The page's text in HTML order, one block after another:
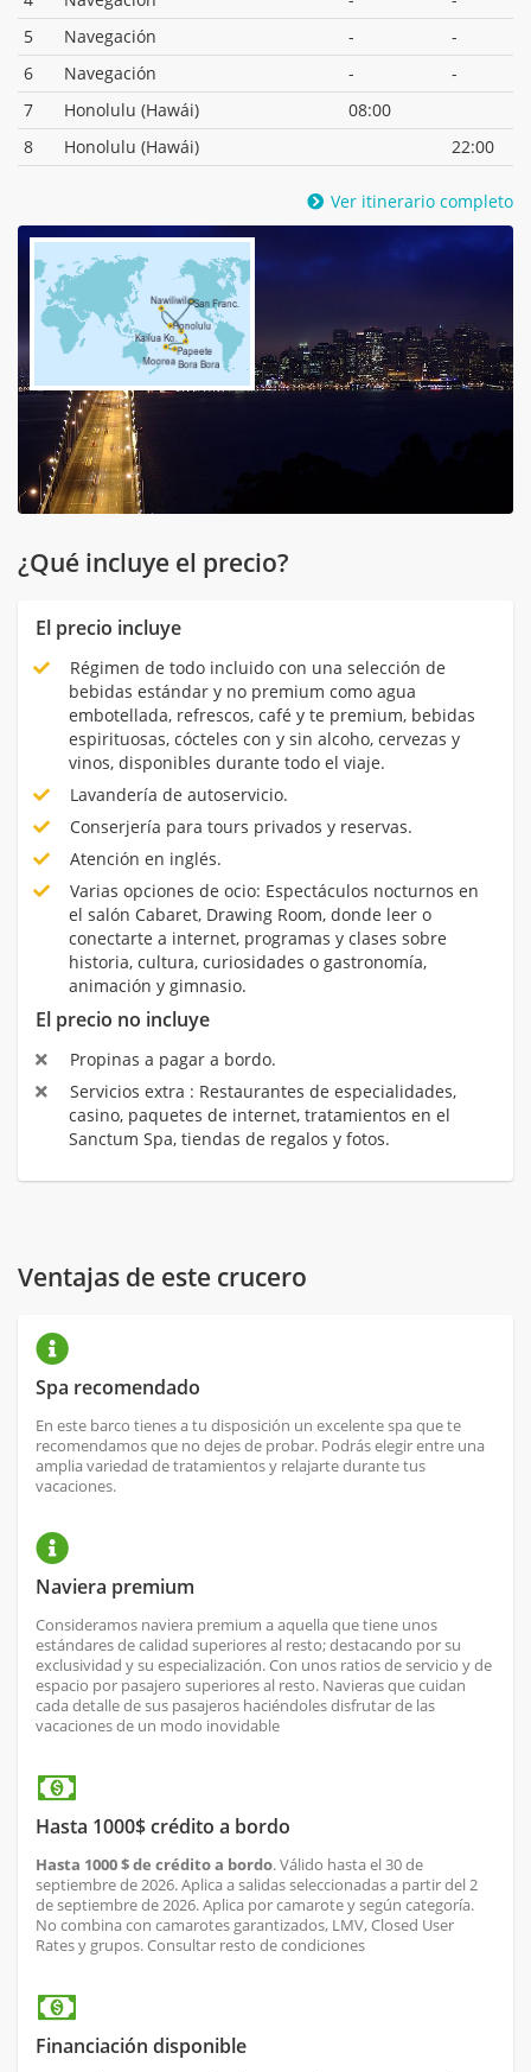
5
Navegación -
-
6
Navegación -
-
7
Honolulu (Hawái)
08:00
8
Honolulu (Hawái) 22:00
Ver itinerario completo
¿Qué incluye el precio?
El precio incluye
Régimen de todo incluido con una selección de
bebidas estándar y no premium como agua
embotellada, refrescos, café y te premium, bebidas
espirituosas, cócteles con y sin alcoho, cervezas y
vinos, disponibles durante todo el viaje.
Lavandería de autoservicio.
Conserjería para tours privados y reservas.
Atención en inglés.
Varias opciones de ocio: Espectáculos nocturnos en
el salón Cabaret, Drawing Room, donde leer o
conectarte a internet, programas y clases sobre
historia, cultura, curiosidades o gastronomía,
animación y gimnasio.
El precio no incluye
Propinas a pagar a bordo.
Servicios extra : Restaurantes de especialidades,
casino, paquetes de internet, tratamientos en el
Sanctum Spa, tiendas de regalos y fotos.
Ventajas de este crucero
Spa recomendado
En este barco tienes a tu disposición un excelente spa que te
recomendamos que no dejes de probar. Podrás elegir entre una
amplia variedad de tratamientos y relajarte durante tus
vacaciones.
Naviera premium
Consideramos naviera premium a aquella que tiene unos
estándares de calidad superiores al resto; destacando por su
exclusividad y su especialización. Con unos ratios de servicio y de
espacio por pasajero superiores al resto. Navieras que cuidan
cada detalle de sus pasajeros haciéndoles disfrutar de las
vacaciones de un modo inovidable
Hasta 1000$ crédito a bordo
Hasta 1000 $ de crédito a bordo. Válido hasta el 30 de
septiembre de 2026. Aplicaa salidas seleccionadas a partir del 2
de septiembre de 2026. Aplica por camarote y según categoría.
No combina con camarotes garantizados, LMV, Closed User
Rates y grupos. Consultar resto de condiciones
Financiación disponible